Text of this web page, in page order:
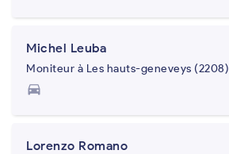
Michel Leuba
Moniteur à Les hauts-geneveys (2208)
directions_car
Lorenzo Romano